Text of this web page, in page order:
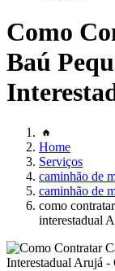
Como
Baú
Home
Serviços
caminhão de
caminhão de
como
interestadual